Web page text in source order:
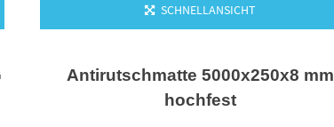
SCHNELLANSICHT
Antirutschmatte 5000x250x8 mm
hochfest